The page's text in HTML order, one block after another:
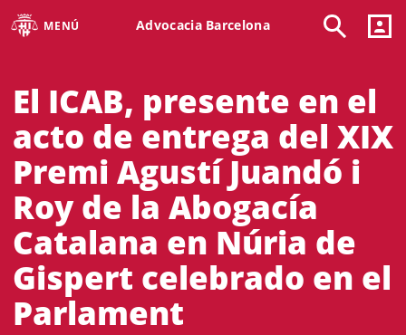
MENÚ Advocacia Barcelona
El ICAB, presente en el
acto de entrega del XIX
Premi Agustí Juandó i
Roy de la Abogacía
Catalana en Núria de
Gispert celebrado en el
Parlament